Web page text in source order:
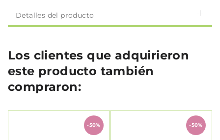
Detalles del producto
Los clientes que adquirieron
este producto también
compraron:
-50% -50%